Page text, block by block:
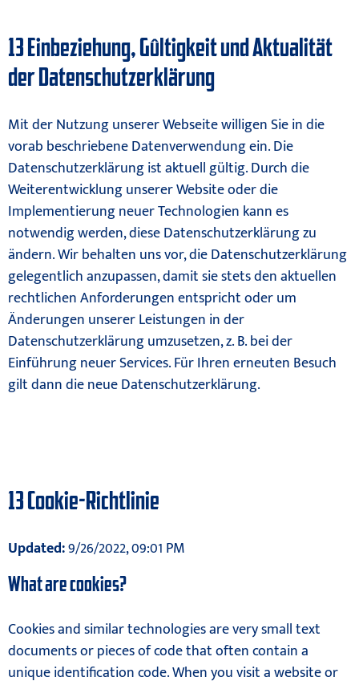
13 Einbeziehung, Gültigkeit und Aktualität
der Datenschutzerklärung
Mit der Nutzung unserer Webseite willigen Sie in die
vorab beschriebene Datenverwendung ein. Die
Datenschutzerklärung ist aktuell gültig. Durch die
Weiterentwicklung unserer Website oder die
Implementierung neuer Technologien kann es
notwendig werden, diese Datenschutzerklärung zu
ändern. Wir behalten uns vor, die Datenschutzerklärung
gelegentlich anzupassen, damit sie stets den aktuellen
rechtlichen Anforderungen entspricht oder um
Änderungen unserer Leistungen in der
Datenschutzerklärung umzusetzen, z. B. bei der
Einführung neuer Services. Für Ihren erneuten Besuch
gilt dann die neue Datenschutzerklärung.
13 Cookie-Richtlinie
Updated:9/26/2022, 09:01 PM
What are cookies?
Cookies and similar technologies are very small text
documents or pieces of code that often contain a
unique identification code. When you visit a website or